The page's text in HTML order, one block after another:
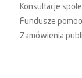
Konsultacje
Fundusze
Zamówienia